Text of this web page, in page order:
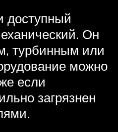
доступный
Он
турбинным или
можно
если
загрязнен